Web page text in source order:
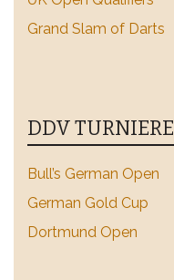
Grand Slam of Darts
DDV TURNIERE
Bull’s German Open
German Gold Cup
Dortmund Open